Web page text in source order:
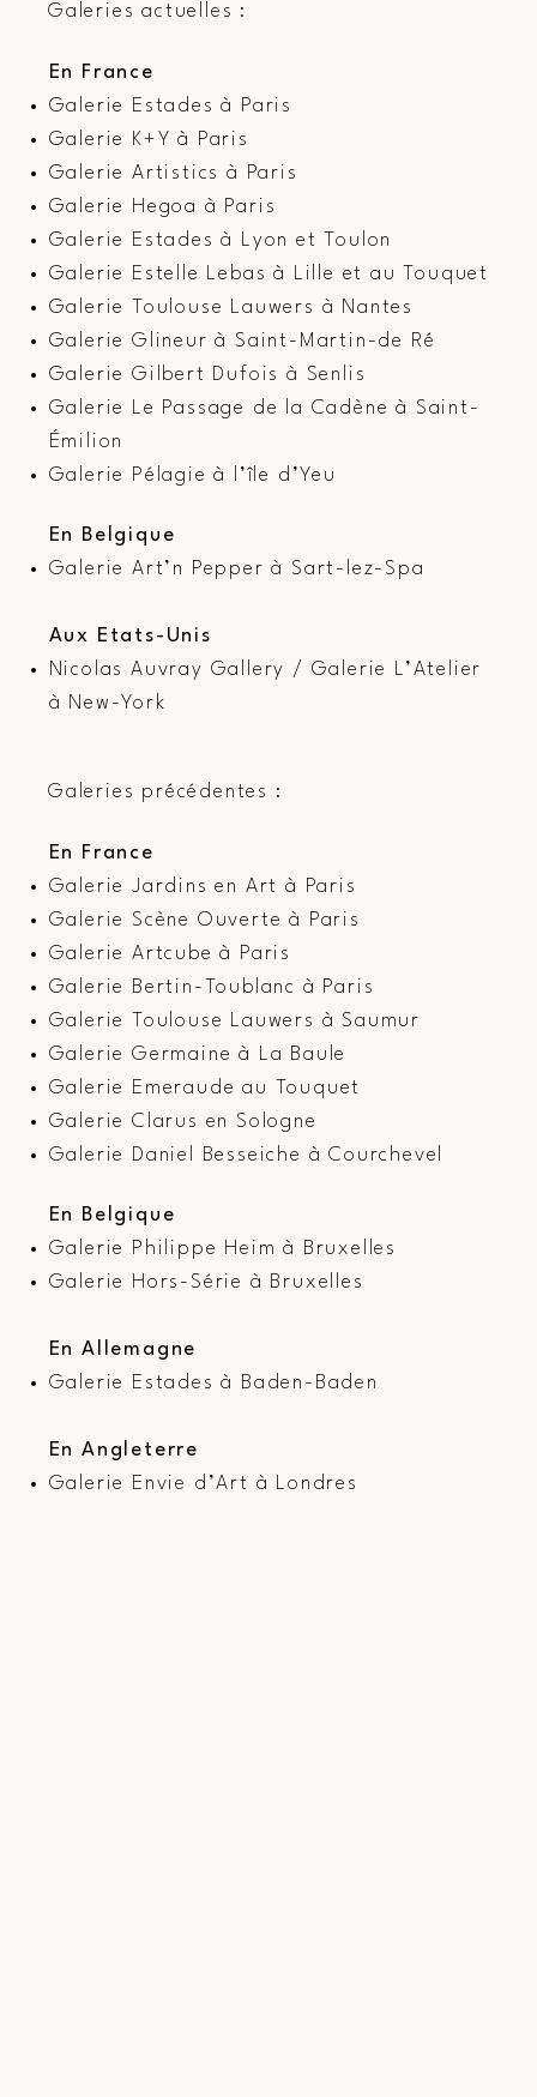
Galeries actuelles :
​En France
Galerie Estades à Paris
Galerie K+Y à Paris
Galerie Artistics à Paris
Galerie Hegoa à Paris
Galerie Estades à Lyon et Toulon
Galerie Estelle Lebas à Lille et au Touquet
Galerie Toulouse Lauwers à Nantes
Galerie Glineur à Saint-Martin-de Ré
Galerie Gilbert Dufois à Senlis
Galerie Le Passage de la Cadène à Saint-
Émilion
Galerie Pélagie à l’île d’Yeu
En Belgique
Galerie Art’n Pepper à Sart-lez-Spa
Aux Etats-Unis
Nicolas Auvray Gallery / Galerie L’Atelier
à New-York
Galeries précédentes :
​En France
Galerie Jardins en Art à Paris
Galerie Scène Ouverte à Paris
Galerie Artcube à Paris
Galerie Bertin-Toublanc à Paris
Galerie Toulouse Lauwers à Saumur
Galerie Germaine à La Baule
Galerie Emeraude au Touquet
Galerie Clarus en Sologne
Galerie Daniel Besseiche à Courchevel
En Belgique
Galerie Philippe Heim à Bruxelles
Galerie Hors-Série à Bruxelles
En Allemagne
Galerie Estades à Baden-Baden
En Angleterre
Galerie Envie d’Art à Londres